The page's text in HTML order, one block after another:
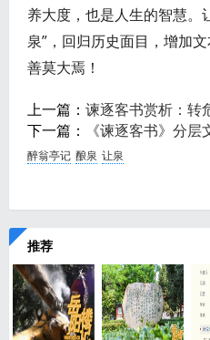
养大度，也是人生的智慧。
泉”，回归历史面目，增加
善莫大焉！
上一篇： 谏逐客书赏析：转
下一篇：
《谏逐客书》分
醉翁亭记 酿泉 让泉
推荐